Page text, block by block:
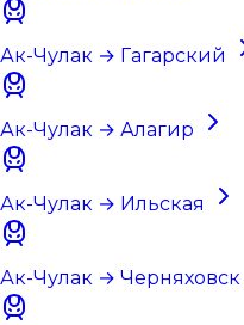
Ак-Чулак → Гагарский
Ак-Чулак → Алагир
Ак-Чулак → Ильская
Ак-Чулак → Черняховск